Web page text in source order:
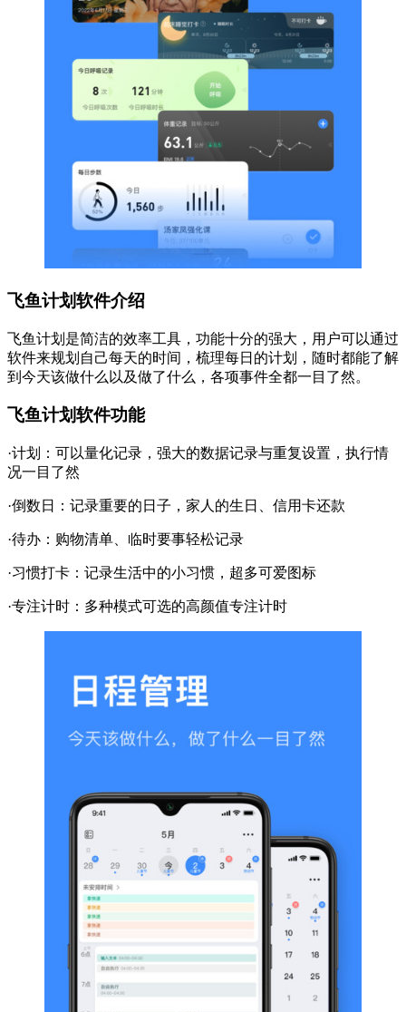
飞鱼计划软件介绍
飞鱼计划是简洁的效率工具，功能十分的强大，用户可以通过
软件来规划自己每天的时间，梳理每日的计划，随时都能了解
到今天该做什么以及做了什么，各项事件全都一目了然。
飞鱼计划软件功能
·计划：可以量化记录，强大的数据记录与重复设置，执行情
况一目了然
·倒数日：记录重要的日子，家人的生日、信用卡还款
·待办：购物清单、临时要事轻松记录
·习惯打卡：记录生活中的小习惯，超多可爱图标
·专注计时：多种模式可选的高颜值专注计时